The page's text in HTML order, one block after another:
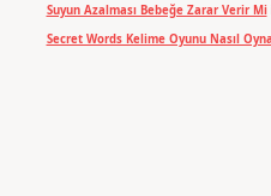
Suyun Azalması Bebeğe Zarar Verir Mi
Secret Words Kelime Oyunu Nasıl